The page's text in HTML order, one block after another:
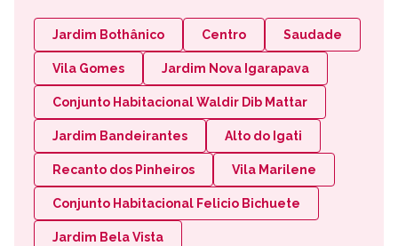
Jardim Bothânico Centro Saudade
Vila Gomes Jardim Nova Igarapava
Conjunto Habitacional Waldir Dib Mattar
Jardim Bandeirantes Alto do Igati
Recanto dos Pinheiros Vila Marilene
Conjunto Habitacional Felicio Bichuete
Jardim Bela Vista